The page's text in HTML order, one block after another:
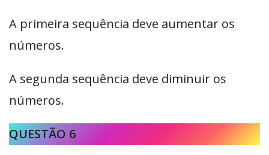
A primeira sequência deve aumentar os
números.
A segunda sequência deve diminuir os
números.
QUESTÃO 6